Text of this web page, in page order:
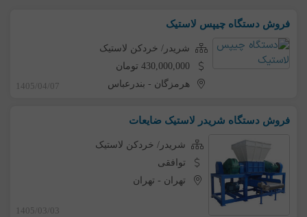
فروش دستگاه چیپس لاستیک
شریدر/ خردکن لاستیک
430,000,000 تومان
هرمزگان - بندرعباس 1405/04/07
فروش دستگاه شریدر لاستیک ضایعات
شریدر/ خردکن لاستیک
توافقی
تهران - تهران
1405/03/03